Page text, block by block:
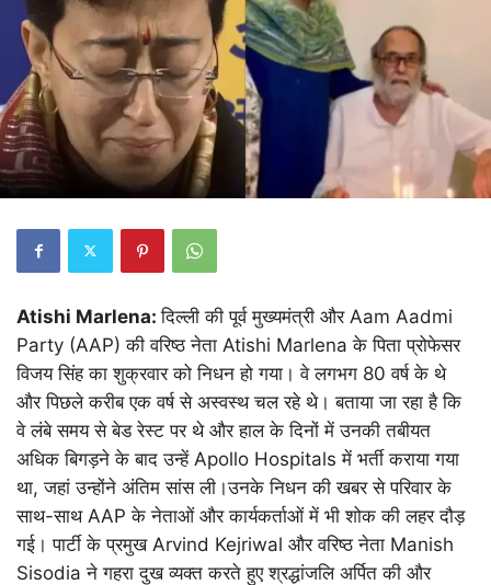
Atishi Marlena:दिल्ली की पूर्व मुख्यमंत्री और Aam Aadmi
Party (AAP) की वरिष्ठ नेता Atishi Marlena के पिता प्रोफेसर
विजय सिंह का शुक्रवार को निधन हो गया। वे लगभग 80 वर्ष के थे
और पिछले करीब एक वर्ष से अस्वस्थ चल रहे थे। बताया जा रहा है कि
वे लंबे समय से बेड रेस्ट पर थे और हाल के दिनों में उनकी तबीयत
अधिक बिगड़ने के बाद उन्हें Apollo Hospitals में भर्ती कराया गया
था, जहां उन्होंने अंतिम सांस ली।उनके निधन की खबर से परिवार के
साथ-साथ AAP के नेताओं और कार्यकर्ताओं में भी शोक की लहर दौड़
गई। पार्टी के प्रमुख Arvind Kejriwal और वरिष्ठ नेता Manish
Sisodia ने गहरा दुख व्यक्त करते हुए श्रद्धांजलि अर्पित की और